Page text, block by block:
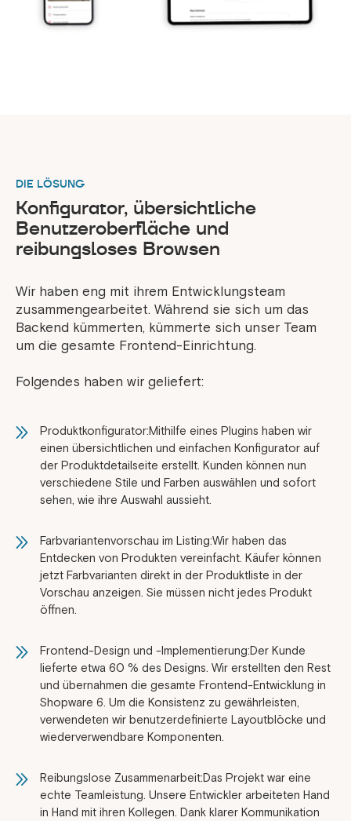
DIE LÖSUNG
Konfigurator, übersichtliche
Benutzeroberfläche und
reibungsloses Browsen
Wir haben eng mit ihrem Entwicklungsteam
zusammengearbeitet. Während sie sich um das
Backend kümmerten, kümmerte sich unser Team
um die gesamte Frontend-Einrichtung.
Folgendes haben wir geliefert:
Produktkonfigurator:Mithilfe eines Plugins haben wir
einen übersichtlichen und einfachen Konfigurator auf
der Produktdetailseite erstellt. Kunden können nun
verschiedene Stile und Farben auswählen und sofort
sehen, wie ihre Auswahl aussieht.
Farbvariantenvorschau im Listing:Wir haben das
Entdecken von Produkten vereinfacht. Käufer können
jetzt Farbvarianten direkt in der Produktliste in der
Vorschau anzeigen. Sie müssen nicht jedes Produkt
öffnen.
Frontend-Design und -Implementierung:Der Kunde
lieferte etwa 60 % des Designs. Wir erstellten den Rest
und übernahmen die gesamte Frontend-Entwicklung in
Shopware 6. Um die Konsistenz zu gewährleisten,
verwendeten wir benutzerdefinierte Layoutblöcke und
wiederverwendbare Komponenten.
Reibungslose Zusammenarbeit:Das Projekt war eine
echte Teamleistung. Unsere Entwickler arbeiteten Hand
in Hand mit ihren Kollegen. Dank klarer Kommunikation